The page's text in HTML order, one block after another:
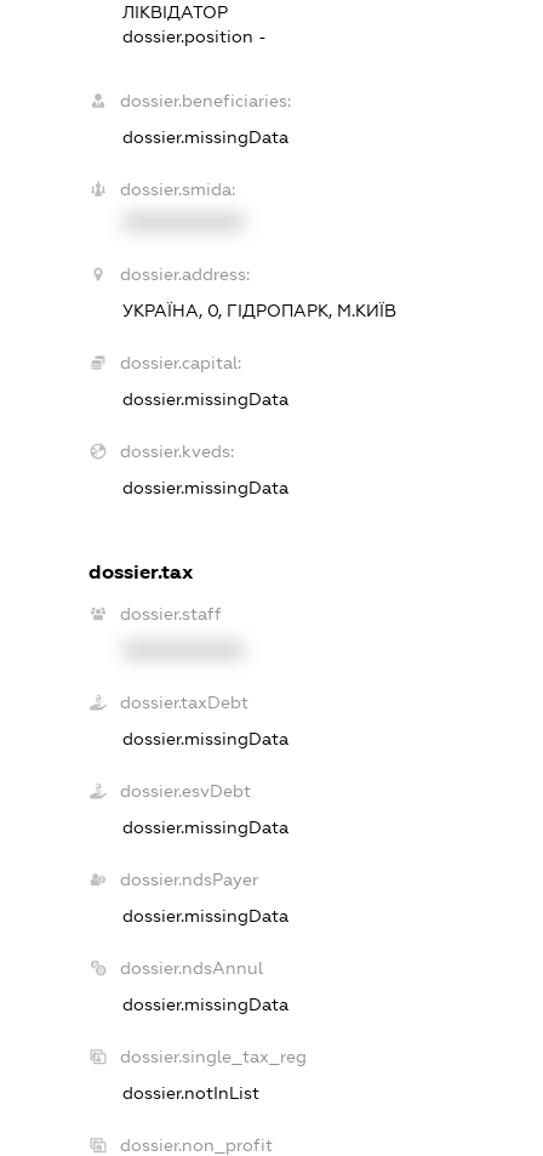
ЛІКВІДАТОР
dossier.position -
dossier.beneficiaries:
dossier.missingData
dossier.smida:
dossier.address:
УКРАЇНА, 0, ГІДРОПАРК, М.КИЇВ
dossier.capital:
dossier.missingData
dossier.kveds:
dossier.missingData
dossier.tax
dossier.staff
dossier.taxDebt
dossier.missingData
dossier.esvDebt
dossier.missingData
dossier.ndsPayer
dossier.missingData
dossier.ndsAnnul
dossier.missingData
dossier.single_tax_reg
dossier.notInList
dossier.non_profit